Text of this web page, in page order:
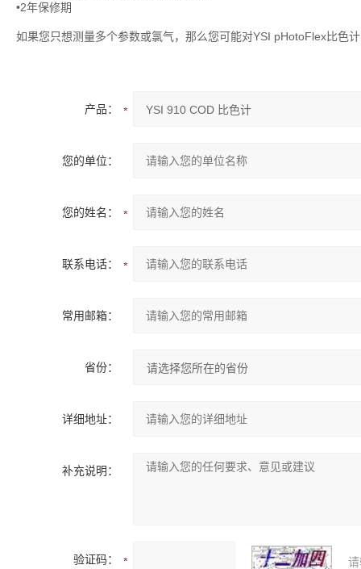
•2年保修期
如果您只想测量多个参数或氯气，那么您可能对YSI pHotoFlex比色
产品：
您的单位：
您的姓名：
联系电话：
常用邮箱：
省份：
详细地址：
补充说明：
验证码：